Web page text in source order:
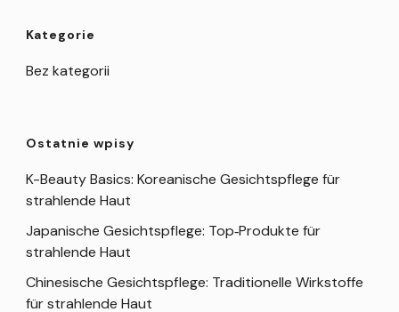
Kategorie
Bez kategorii
Ostatnie wpisy
K-Beauty Basics: Koreanische Gesichtspflege für
strahlende Haut
Japanische Gesichtspflege: Top‑Produkte für
strahlende Haut
Chinesische Gesichtspflege: Traditionelle Wirkstoffe
für strahlende Haut